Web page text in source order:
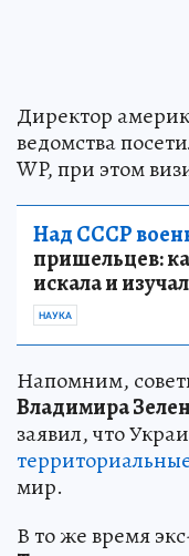
Директор
ведомства
WP, при этом
Над СССР
пришельцев:
искала и
НАУКА
Напомним,
Владимира
заявил, что
мир.
В то же время